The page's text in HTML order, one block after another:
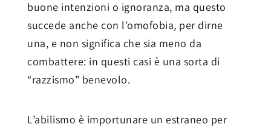
buone intenzioni o ignoranza, ma questo
succede anche con l’omofobia, per dirne
una, e non significa che sia meno da
combattere: in questi casi è una sorta di
“razzismo” benevolo.
L’abilismo è importunare un estraneo per